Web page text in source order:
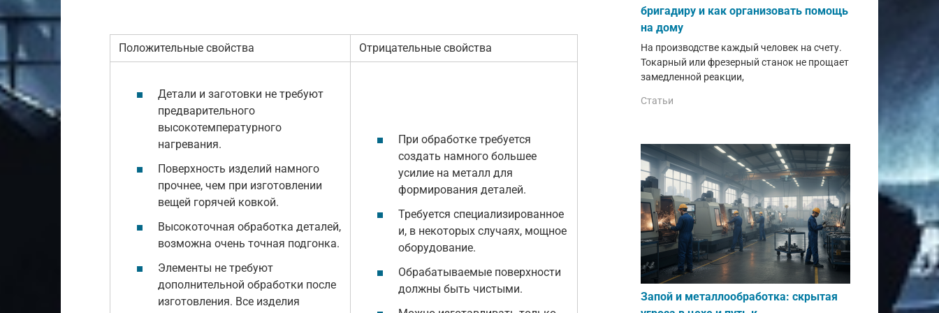
Положительные свойства Отрицательные свойства
Детали и заготовки не требуют
предварительного
высокотемпературного
нагревания.
Поверхность изделий намного
прочнее, чем при изготовлении
вещей горячей ковкой.
Высокоточная обработка деталей,
возможна очень точная подгонка.
Элементы не требуют
дополнительной обработки после
изготовления. Все изделия
При обработке требуется
создать намного большее
усилие на металл для
формирования деталей.
Требуется специализированное
и, в некоторых случаях, мощное
оборудование.
Обрабатываемые поверхности
должны быть чистыми.
бригадиру и как организовать помощь
на дому
На производстве каждый человек на счету.
Токарный или фрезерный станок не прощает
замедленной реакции,
Статьи
Запой и металлообработка: скрытая